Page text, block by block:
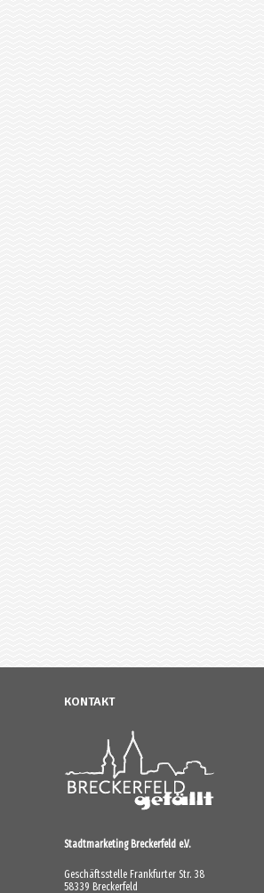
KONTAKT
Stadtmarketing Breckerfeld e.V.
Geschäftsstelle Frankfurter Str. 38
58339 Breckerfeld